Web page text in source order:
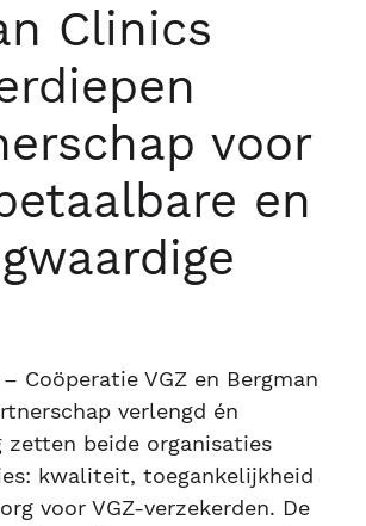
Clinics
voor
en
Coöperatie VGZ en Bergman
verlengd én
zetten beide organisaties
kwaliteit, toegankelijkheid
voor VGZ-verzekerden. De